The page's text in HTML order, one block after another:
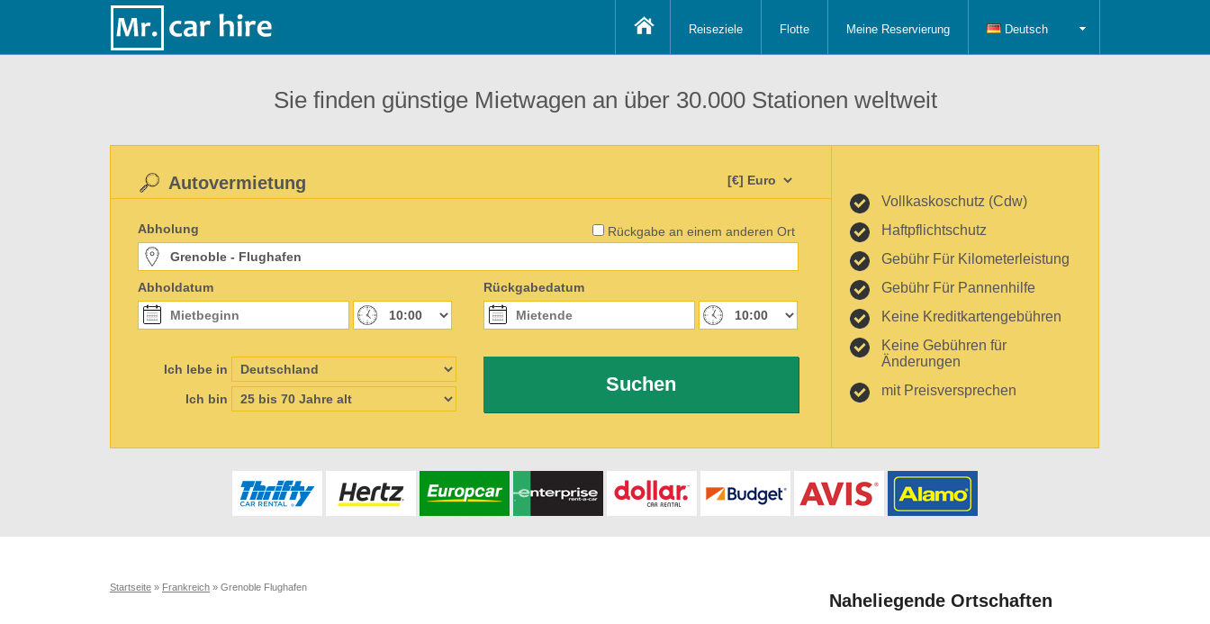
Reiseziele Flotte Meine Reservierung Deutsch
Sie finden günstige Mietwagen an über 30.000 Stationen weltweit
Rückgabe an einem anderen Ort
Autovermietung
Abholung
Abholdatum Rückgabedatum
Ich lebe in
Ich bin
Suchen
Vollkaskoschutz (Cdw)
Haftpflichtschutz
Gebühr Für Kilometerleistung
Gebühr Für Pannenhilfe
Keine Kreditkartengebühren
Keine Gebühren für
Änderungen
mit Preisversprechen
Startseite » Frankreich » Grenoble Flughafen
Naheliegende Ortschaften